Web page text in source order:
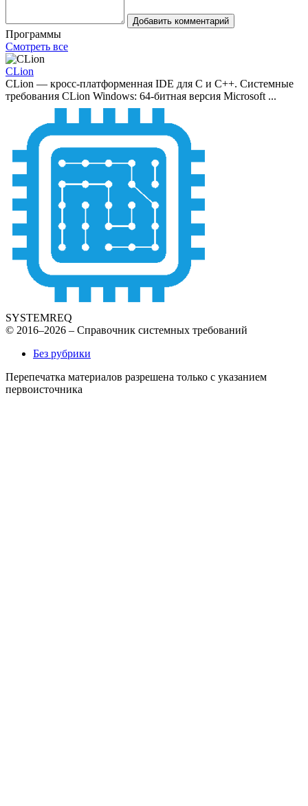
Добавить комментарий
Программы
Смотреть все
CLion
CLion — кросс-платформенная IDE для C и C++. Системные
требования CLion Windows: 64-битная версия Microsoft ...
SYSTEMREQ
© 2016–2026 – Справочник системных требований
Без рубрики
Перепечатка материалов разрешена только с указанием
первоисточника